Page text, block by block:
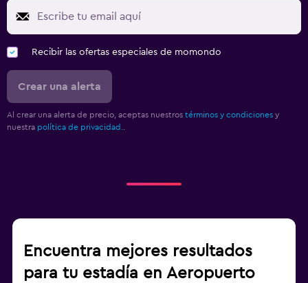
Recibir las ofertas especiales de momondo
Crear una alerta
Al crear una alerta de precio, aceptas nuestros términos y condiciones y
nuestra política de privacidad..
Encuentra mejores resultados
para tu estadía en Aeropuerto